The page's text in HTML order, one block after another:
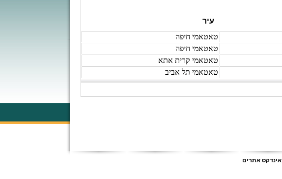
עיר
טאטאמי חיפה
טאטאמי חיפה
טאטאמי קרית אתא
טאטאמי תל אביב
אינדקס אתרים